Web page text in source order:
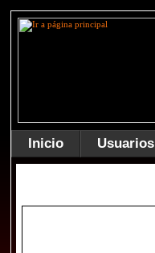
Inicio Usuarios